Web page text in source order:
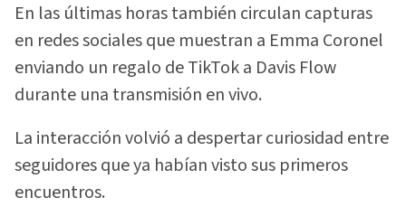
En las últimas horas también circulan capturas
en redes sociales que muestran a Emma Coronel
enviando un regalo de TikTok a Davis Flow
durante una transmisión en vivo.
La interacción volvió a despertar curiosidad entre
seguidores que ya habían visto sus primeros
encuentros.